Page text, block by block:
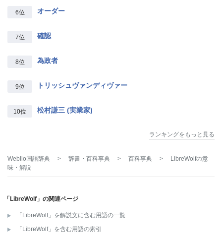
6位 オーダー
7位 確認
8位 為政者
9位 トリッシュヴァンディヴァー
10位 松村謙三 (実業家)
ランキングをもっと見る
Weblio国語辞典 > 辞書・百科事典 > 百科事典 > LibreWolfの意
味・解説
「LibreWolf」の関連ページ
「LibreWolf」を解説文に含む用語の一覧
「LibreWolf」を含む用語の索引